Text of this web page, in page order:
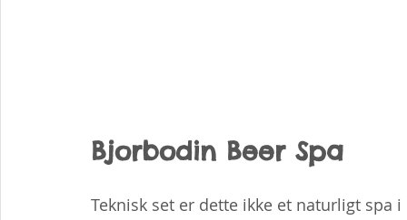
Bjorbodin Beer Spa
Teknisk set er dette ikke et naturligt